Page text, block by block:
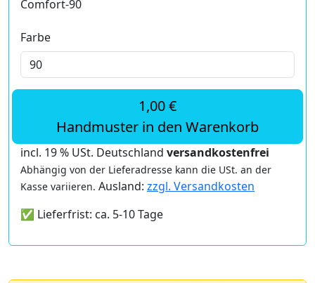
Comfort-90
Farbe
1,00 €
Handmuster in den Warenkorb
incl. 19 % USt. Deutschland versandkostenfrei
Abhängig von der Lieferadresse kann die USt. an der
Kasse variieren. Ausland: zzgl. Versandkosten
✅ Lieferfrist: ca. 5-10 Tage